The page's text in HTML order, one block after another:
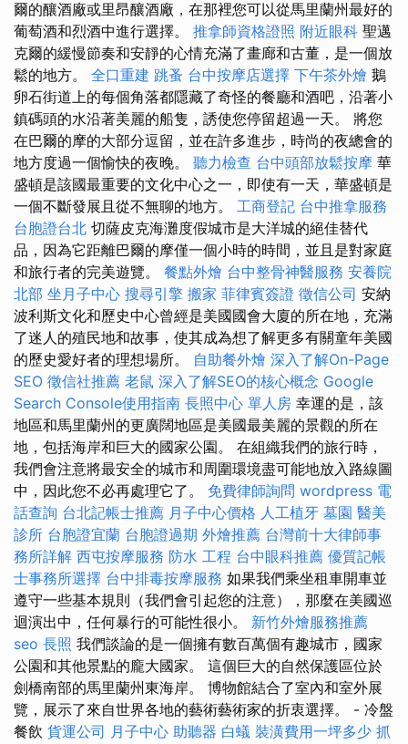
爾的釀酒廠或里昂釀酒廠，在那裡您可以從馬里蘭州最好的
葡萄酒和烈酒中進行選擇。 推拿師資格證照 附近眼科 聖邁
克爾的緩慢節奏和安靜的心情充滿了畫廊和古董，是一個放
鬆的地方。 全口重建 跳蚤 台中按摩店選擇 下午茶外燴 鵝
卵石街道上的每個角落都隱藏了奇怪的餐廳和酒吧，沿著小
鎮碼頭的水沿著美麗的船隻，誘使您停留超過一天。 將您
在巴爾的摩的大部分逗留，並在許多進步，時尚的夜總會的
地方度過一個愉快的夜晚。 聽力檢查 台中頭部放鬆按摩 華
盛頓是該國最重要的文化中心之一，即使有一天，華盛頓是
一個不斷發展且從不無聊的地方。 工商登記 台中推拿服務
台胞證台北 切薩皮克海灘度假城市是大洋城的絕佳替代
品，因為它距離巴爾的摩僅一個小時的時間，並且是對家庭
和旅行者的完美遊覽。 餐點外燴 台中整骨神醫服務 安養院
北部 坐月子中心 搜尋引擎 搬家 菲律賓簽證 徵信公司 安納
波利斯文化和歷史中心曾經是美國國會大廈的所在地，充滿
了迷人的殖民地和故事，使其成為想了解更多有關童年美國
的歷史愛好者的理想場所。 自助餐外燴 深入了解On-Page
SEO 徵信社推薦 老鼠 深入了解SEO的核心概念 Google
Search Console使用指南 長照中心 單人房 幸運的是，該
地區和馬里蘭州的更廣闊地區是美國最美麗的景觀的所在
地，包括海岸和巨大的國家公園。 在組織我們的旅行時，
我們會注意將最安全的城市和周圍環境盡可能地放入路線圖
中，因此您不必再處理它了。 免費律師詢問 wordpress 電
話查詢 台北記帳士推薦 月子中心價格 人工植牙 墓園 醫美
診所 台胞證宜蘭 台胞證過期 外燴推薦 台灣前十大律師事
務所詳解 西屯按摩服務 防水 工程 台中眼科推薦 優質記帳
士事務所選擇 台中排毒按摩服務 如果我們乘坐租車開車並
遵守一些基本規則（我們會引起您的注意），那麼在美國巡
迴演出中，任何暴行的可能性很小。 新竹外燴服務推薦
seo 長照 我們談論的是一個擁有數百萬個有趣城市，國家
公園和其他景點的龐大國家。 這個巨大的自然保護區位於
劍橋南部的馬里蘭州東海岸。 博物館結合了室內和室外展
覽，展示了來自世界各地的藝術藝術家的折衷選擇。 - 冷盤
餐飲 貨運公司 月子中心 助聽器 白蟻 裝潢費用一坪多少 抓